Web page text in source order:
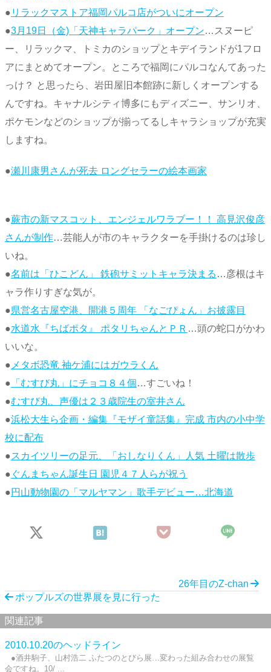
● リラックマストア福岡パルコ店がついにオープン
●3月19日（金)「天神キャラパーク」オープン…スヌーピ
ー、リラックマ、トミカのショップとキデイランドが1フロ
アにまとめてオープン。ところで福岡にパルコなんてあった
っけ？ と思ったら、岩田屋旧本館跡に新しくオープンする
んですね。キャナルシティ博多にもディズニー、サンリオ、
ポケモンなどのショップが揃ってるしキャラショップが充実
しますね。
●瀬川康男さんが死去 ロングセラーの絵本画家
●蕨市の新マスコット、エンジェルワラブー！！ 高見沢俊彦
さんが制作…芸能人が市のキャラクターを手掛けるのは珍し
いね。
●名前は「ひこどん」 鉄砲サミットキャラ決まる …彦根はキ
ャラ作りすぎな気が。
●県営名古屋空港、開港５周年 「なごぴょん」お披露目
●水道水『ちばポタ』 ポタリちゃんとＰＲ …頭の蛇口がかわ
いいな。
● メタボ恐竜 袖ケ浦にはガウラくん
● 「むすび丸」にチョコ８４個…すごいね！
●むすび丸、声優は２３歳院生の室井さん
●浜松大生ら企画・編集『モザイ童話集』完成 市内の小中学
校に配布
●スカイツリーの足元、「おしなりくん」人気 土曜は散歩
● ぐんまちゃん誕生日 園児４７人らが祝う
●円山動物園の「マルヤマン」歌手デビュー…北海道
26年目のZ-chan
ポップルズの世界展を見に行った
関連記事
2010.10.20のヘッドライン
●酒井駒子、山村浩二 ふたつのとびら展…変わった組み合わせの展覧
会ですね。10/ ...